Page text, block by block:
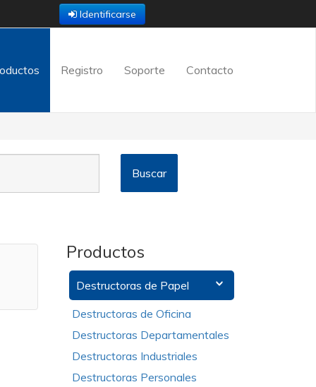
Identificarse
Registro Soporte Contacto
Productos
Destructoras de Papel
Destructoras de Oficina
Destructoras Departamentales
Destructoras Industriales
Destructoras Personales